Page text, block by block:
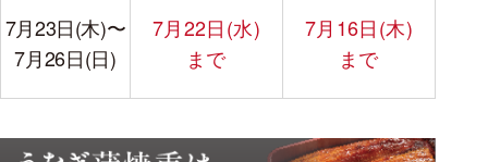
7月23日(木)〜
7月26日(日)
7月22日(水)
まで
7月16日(木)
まで